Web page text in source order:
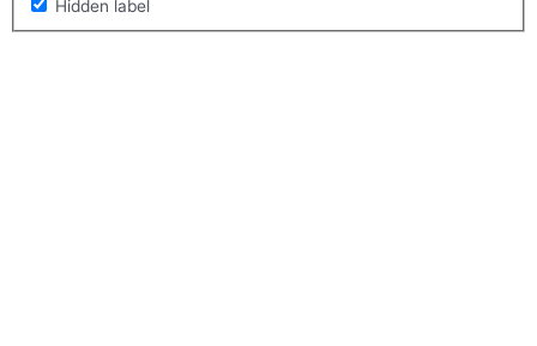
Hidden label